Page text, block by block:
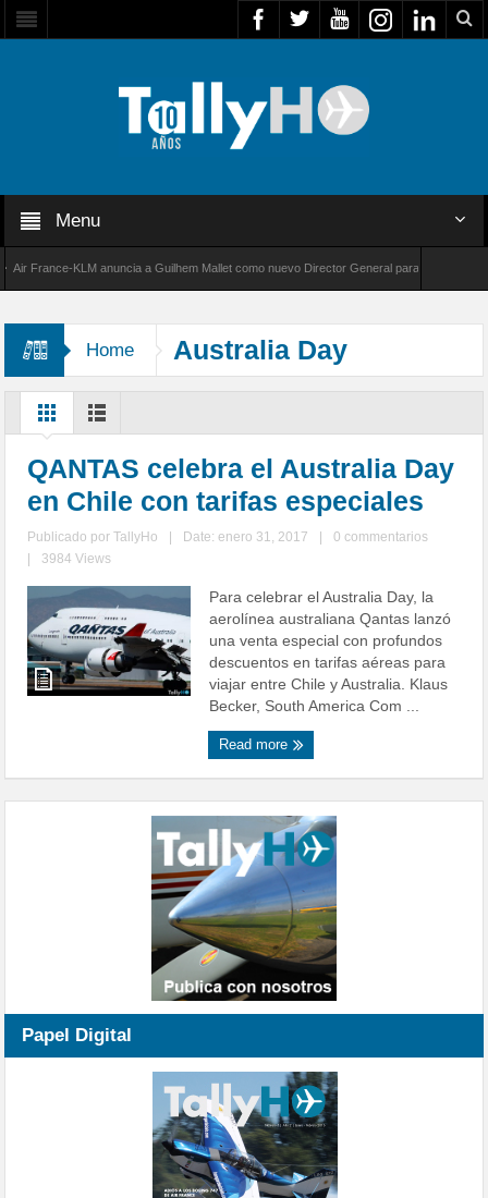
Menu
France-KLM anuncia a Guilhem Mallet como nuevo Director General para América Latina
Home Australia Day
QANTAS celebra el Australia Day
en Chile con tarifas especiales
Publicado porTallyHo Date: enero 31, 2017
0 commentarios
3984 Views
Para celebrar el Australia Day, la
aerolínea australiana Qantas lanzó
una venta especial con profundos
descuentos en tarifas aéreas para
viajar entre Chile y Australia. Klaus
Becker, South America Com ...
Read more
Papel Digital